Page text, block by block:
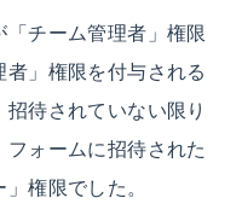
チーム管理者」権限
」権限を付与される
待されていない限り
フォームに招待された
権限でした。